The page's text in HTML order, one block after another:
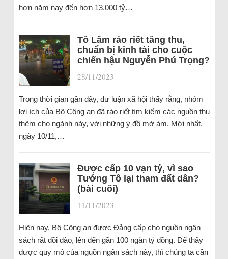
hơn năm nay đến hơn 13.000 tỷ…
Tô Lâm ráo riết tăng thu,
chuẩn bị kinh tài cho cuộc
chiến hậu Nguyễn Phú Trọng?
28/11/2023 |
Trong thời gian gần đây, dư luận xã hội thấy rằng, nhóm
lợi ích của Bộ Công an đã ráo riết tìm kiếm các nguồn thu
thêm cho ngành này, với những ý đồ mờ ám. Mới nhất,
ngày 10/11,…
Được cấp 10 vạn tỷ, vì sao
Tướng Tô lại tham đất dân?
(bài cuối)
11/11/2023 |
Hiện nay, Bộ Công an được Đảng cấp cho nguồn ngân
sách rất dồi dào, lên đến gần 100 ngàn tỷ đồng. Để thấy
được quy mô của nguồn ngân sách này, thì chúng ta cần